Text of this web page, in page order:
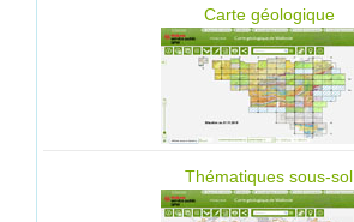
Carte géologique
Thématiques sous-sol